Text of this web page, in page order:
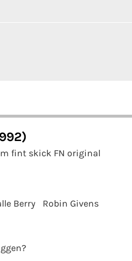
fint skick FN original
Berry
Robin Givens